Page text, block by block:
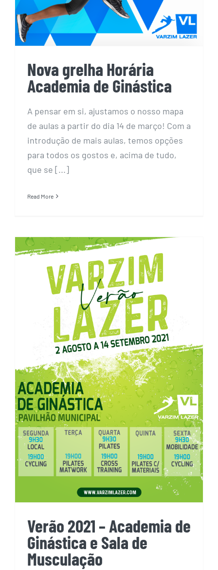
Nova grelha Horária
Academia de Ginástica
A pensar em si, ajustamos o nosso mapa
de aulas a partir do dia 14 de março! Com a
introdução de mais aulas, temos opções
para todos os gostos e, acima de tudo,
que se [...]
Read More
Verão 2021 – Academia de
Ginástica e Sala de
Musculação
Verão 2021 – Academia de
Ginástica e Sala de
Musculação